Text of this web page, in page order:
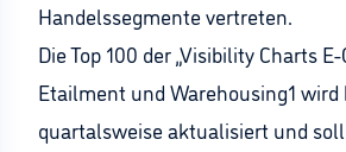
Handelssegmente vertreten.
Die Top 100 der „Visibility Charts
Etailment und Warehousing1
quartalsweise aktualisiert und